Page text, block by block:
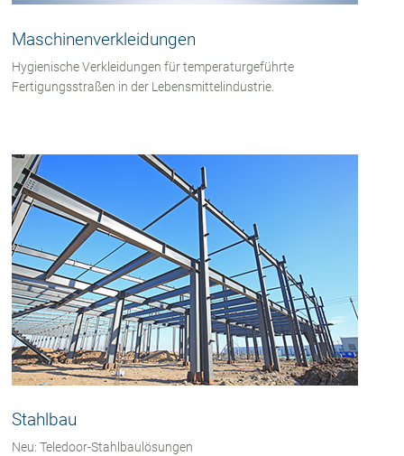
Maschinenverkleidungen
Hygienische Verkleidungen für temperaturgeführte
Fertigungsstraßen in der Lebensmittelindustrie.
Stahlbau
Neu: Teledoor-Stahlbaulösungen